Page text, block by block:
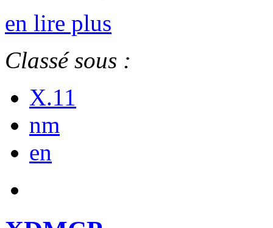
en lire plus
Classé sous :
X.11
nm
en